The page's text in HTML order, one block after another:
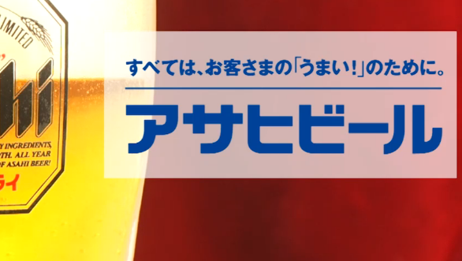
配信は年undefined月
undefined日
に終了しました。